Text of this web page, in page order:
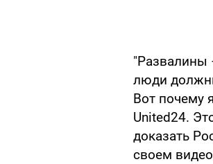
"Развалины
люди
Вот почему
United24.
доказать
своем